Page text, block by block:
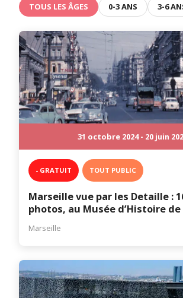
TOUS LES ÂGES 0-3 ANS 3-6
31 octobre 2024 - 20 juin
- GRATUIT TOUT PUBLIC
Marseille vue par les Detaille :
photos, au Musée d’Histoire
Marseille